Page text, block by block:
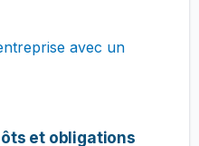
avec un
et obligations